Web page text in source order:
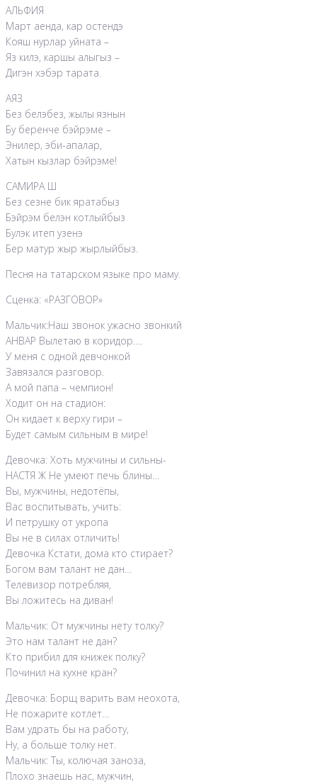
АЛЬФИЯ
Март аенда, кар остендэ
Кояш нурлар уйната –
Яз килэ, каршы алыгыз –
Дигэн хэбэр тарата.
АЯЗ
Без белэбез, жылы язнын
Бy беренче бэйрэме –
Энилер, эби-апалар,
Хатын кызлар бэйрэме!
САМИРА Ш
Без сезне бик яратабыз
Бэйрэм белэн котлыйбыз
Булэк итеп узенэ
Бер матур жыр жырлыйбыз.
Песня на татарском языке про маму.
Сценка: «РАЗГОВОР»
Мальчик:Наш звонок ужасно звонкий
АНВАР Вылетаю в коридор….
У меня с одной девчонкой
Завязался разговор.
А мой папа – чемпион!
Ходит он на стадион:
Он кидает к верху гири –
Будет самым сильным в мире!
Девочка: Хоть мужчины и сильны-
НАСТЯ Ж Не умеют печь блины…
Вы, мужчины, недотёпы,
Вас воспитывать, учить:
И петрушку от укропа
Вы не в силах отличить!
Девочка Кстати, дома кто стирает?
Богом вам талант не дан…
Телевизор потребляя,
Вы ложитесь на диван!
Мальчик: От мужчины нету толку?
Это нам талант не дан?
Кто прибил для книжек полку?
Починил на кухне кран?
Девочка: Борщ варить вам неохота,
Не пожарите котлет…
Вам удрать бы на работу,
Ну, а больше толку нет.
Мальчик: Ты, колючая заноза,
Плохо знаешь нас, мужчин,